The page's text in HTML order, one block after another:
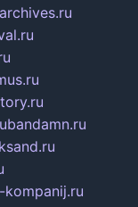
bandamn.ru